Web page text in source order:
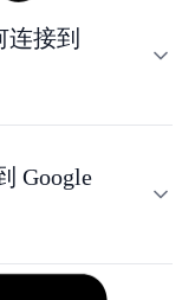
连接到
Google